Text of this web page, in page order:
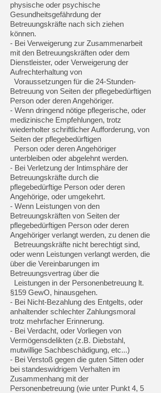
physische oder psychische
Gesundheitsgefährdung der
Betreuungskräfte nach sich ziehen
können.
- Bei Verweigerung zur Zusammenarbeit
mit den Betreuungskräften oder dem
Dienstleister, oder Verweigerung der
Aufrechterhaltung von
Voraussetzungen für die 24-Stunden-
Betreuung von Seiten der pflegebedürftigen
Person oder deren Angehöriger.
- Wenn dringend nötige pflegerische, oder
medizinische Empfehlungen, trotz
wiederholter schriftlicher Aufforderung, von
Seiten der pflegebedürftigen
Person oder deren Angehöriger
unterbleiben oder abgelehnt werden.
- Bei Verletzung der Intimsphäre der
Betreuungskräfte durch die
pflegebedürftige Person oder deren
Angehörige, oder umgekehrt.
- Wenn Leistungen von den
Betreuungskräften von Seiten der
pflegebedürftigen Person oder deren
Angehöriger verlangt werden, zu denen die
Betreuungskräfte nicht berechtigt sind,
oder wenn Leistungen verlangt werden, die
über die Vereinbarungen im
Betreuungsvertrag über die
Leistungen in der Personenbetreuung lt.
§159 GewO, hinausgehen.
- Bei Nicht-Bezahlung des Entgelts, oder
anhaltender schlechter Zahlungsmoral
trotz mehrfacher Erinnerung.
- Bei Verdacht, oder Vorliegen von
Vermögensdelikten (z.B. Diebstahl,
mutwillige Sachbeschädigung, etc...)
- Bei Verstoß gegen die guten Sitten oder
bei standeswidrigem Verhalten im
Zusammenhang mit der
Personenbetreuung (wie unter Punkt 4, 5